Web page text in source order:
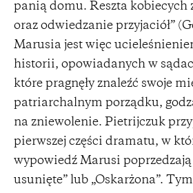
panią domu. Reszta kobiecych
oraz odwiedzanie przyjaciół”
Marusia jest więc
historii, opowiadanych w
które pragnęły znaleźć swoje
patriarchalnym porządku,
na zniewolenie. Pietrijczuk
pierwszej części dramatu, w
wypowiedź Marusi poprzedzają
usunięte” lub „Oskarżona”.